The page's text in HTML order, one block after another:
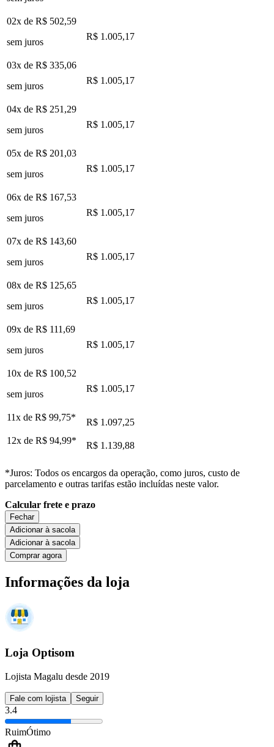
02x de R$ 502,59
sem juros
R$ 1.005,17
03x de R$ 335,06
sem juros
R$ 1.005,17
04x de R$ 251,29
sem juros
R$ 1.005,17
05x de R$ 201,03
sem juros
R$ 1.005,17
06x de R$ 167,53
sem juros
R$ 1.005,17
07x de R$ 143,60
sem juros
R$ 1.005,17
08x de R$ 125,65
sem juros
R$ 1.005,17
09x de R$ 111,69
sem juros
R$ 1.005,17
10x de R$ 100,52
sem juros
R$ 1.005,17
11x de R$ 99,75*
R$ 1.097,25
12x de R$ 94,99* R$ 1.139,88
*Juros: Todos os encargos da operação, como juros, custo de
parcelamento e outras tarifas estão incluídas neste valor.
Calcular frete e prazo
Fechar
Adicionar à sacola
Adicionar à sacola
Comprar agora
Informações da loja
Loja Optisom
Lojista Magalu desde 2019
Fale com lojista Seguir
3.4
RuimÓtimo